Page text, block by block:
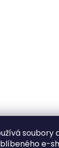
soubory
e-